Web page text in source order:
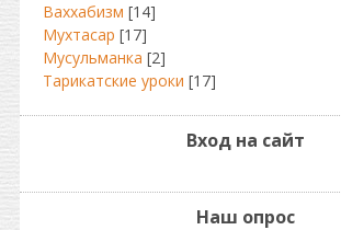
Ваххабизм [14]
Мухтасар [17]
Мусульманка [2]
Тарикатские уроки [17]
Вход на сайт
Наш опрос